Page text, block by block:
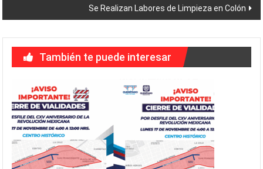
Se Realizan Labores de Limpieza en Colón
También te puede interesar